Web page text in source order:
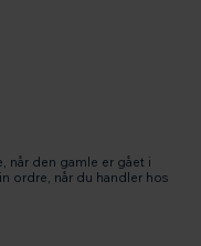
når den gamle er gået i
ordre, når du handler hos